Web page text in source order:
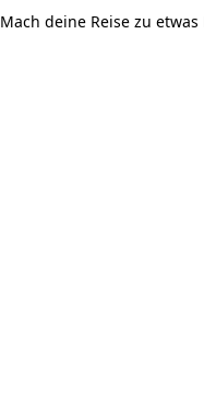
Mach deine Reise zu